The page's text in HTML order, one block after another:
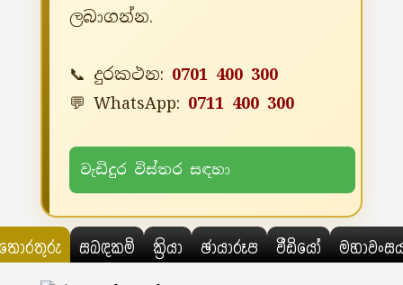
ලබාගන්න.
📞 දුරකථන: 0701 400 300
💬 WhatsApp: 0711 400 300
වැඩිදුර විස්තර සඳහා
සබඳකම් ක්‍රියා ඡායාරූප වීඩියෝ